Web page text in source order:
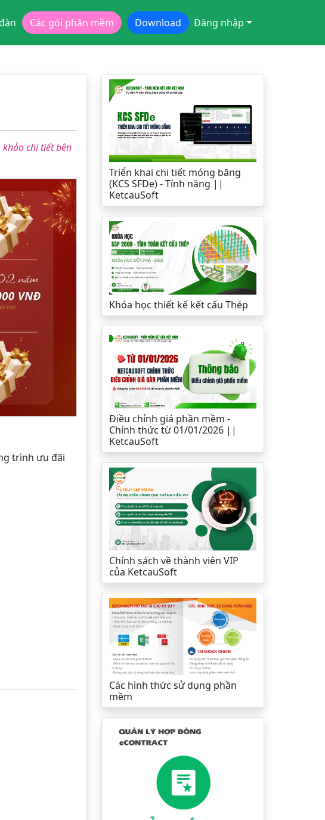
Các gói phần mềm Download Đăng nhập
khảo chi tiết bên
trình ưu đãi
Triển khai chi tiết móng băng
(KCS SFDe) - Tính năng ||
KetcauSoft
Khóa học thiết kế kết cấu Thép
Điều chỉnh giá phần mềm -
Chính thức từ 01/01/2026 ||
KetcauSoft
Chính sách về thành viên VIP
của KetcauSoft
Các hình thức sử dụng phần
mềm